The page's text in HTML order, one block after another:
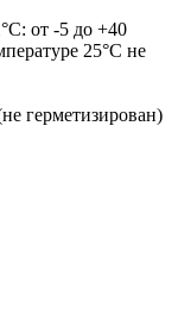
от -5 до +40
25°С не
герметизирован)